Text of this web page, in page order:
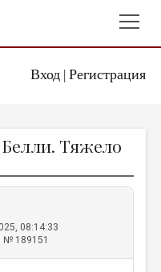
Вход| Регистрация
Тяжело
08:14:33
№ 189151